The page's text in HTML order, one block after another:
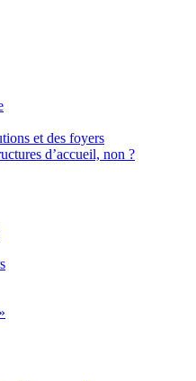
et des foyers
d’accueil, non ?